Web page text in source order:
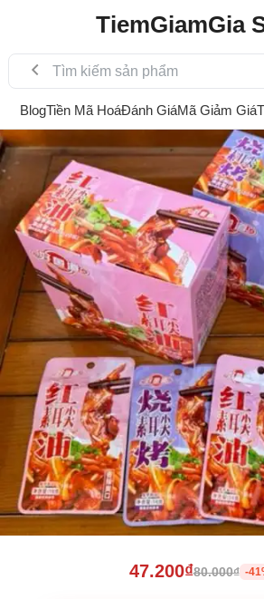
TiemGiamGia
BlogTiền Mã HoáĐánh GiáMã Giảm Giá
47.200₫80.000₫ -